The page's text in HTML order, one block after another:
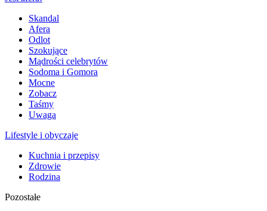
Skandal
Afera
Odlot
Szokujące
Mądrości celebrytów
Sodoma i Gomora
Mocne
Zobacz
Taśmy
Uwaga
Lifestyle i obyczaje
Kuchnia i przepisy
Zdrowie
Rodzina
Pozostałe